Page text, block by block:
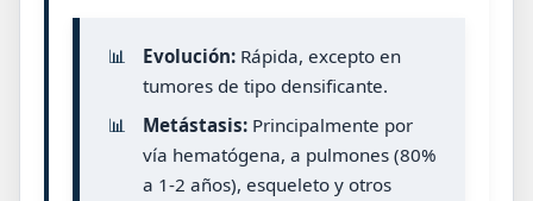
📊 Evolución:Rápida, excepto en
tumores de tipo densificante.
📊
Metástasis:Principalmente por
vía hematógena, a pulmones (80%
a 1-2 años), esqueleto y otros